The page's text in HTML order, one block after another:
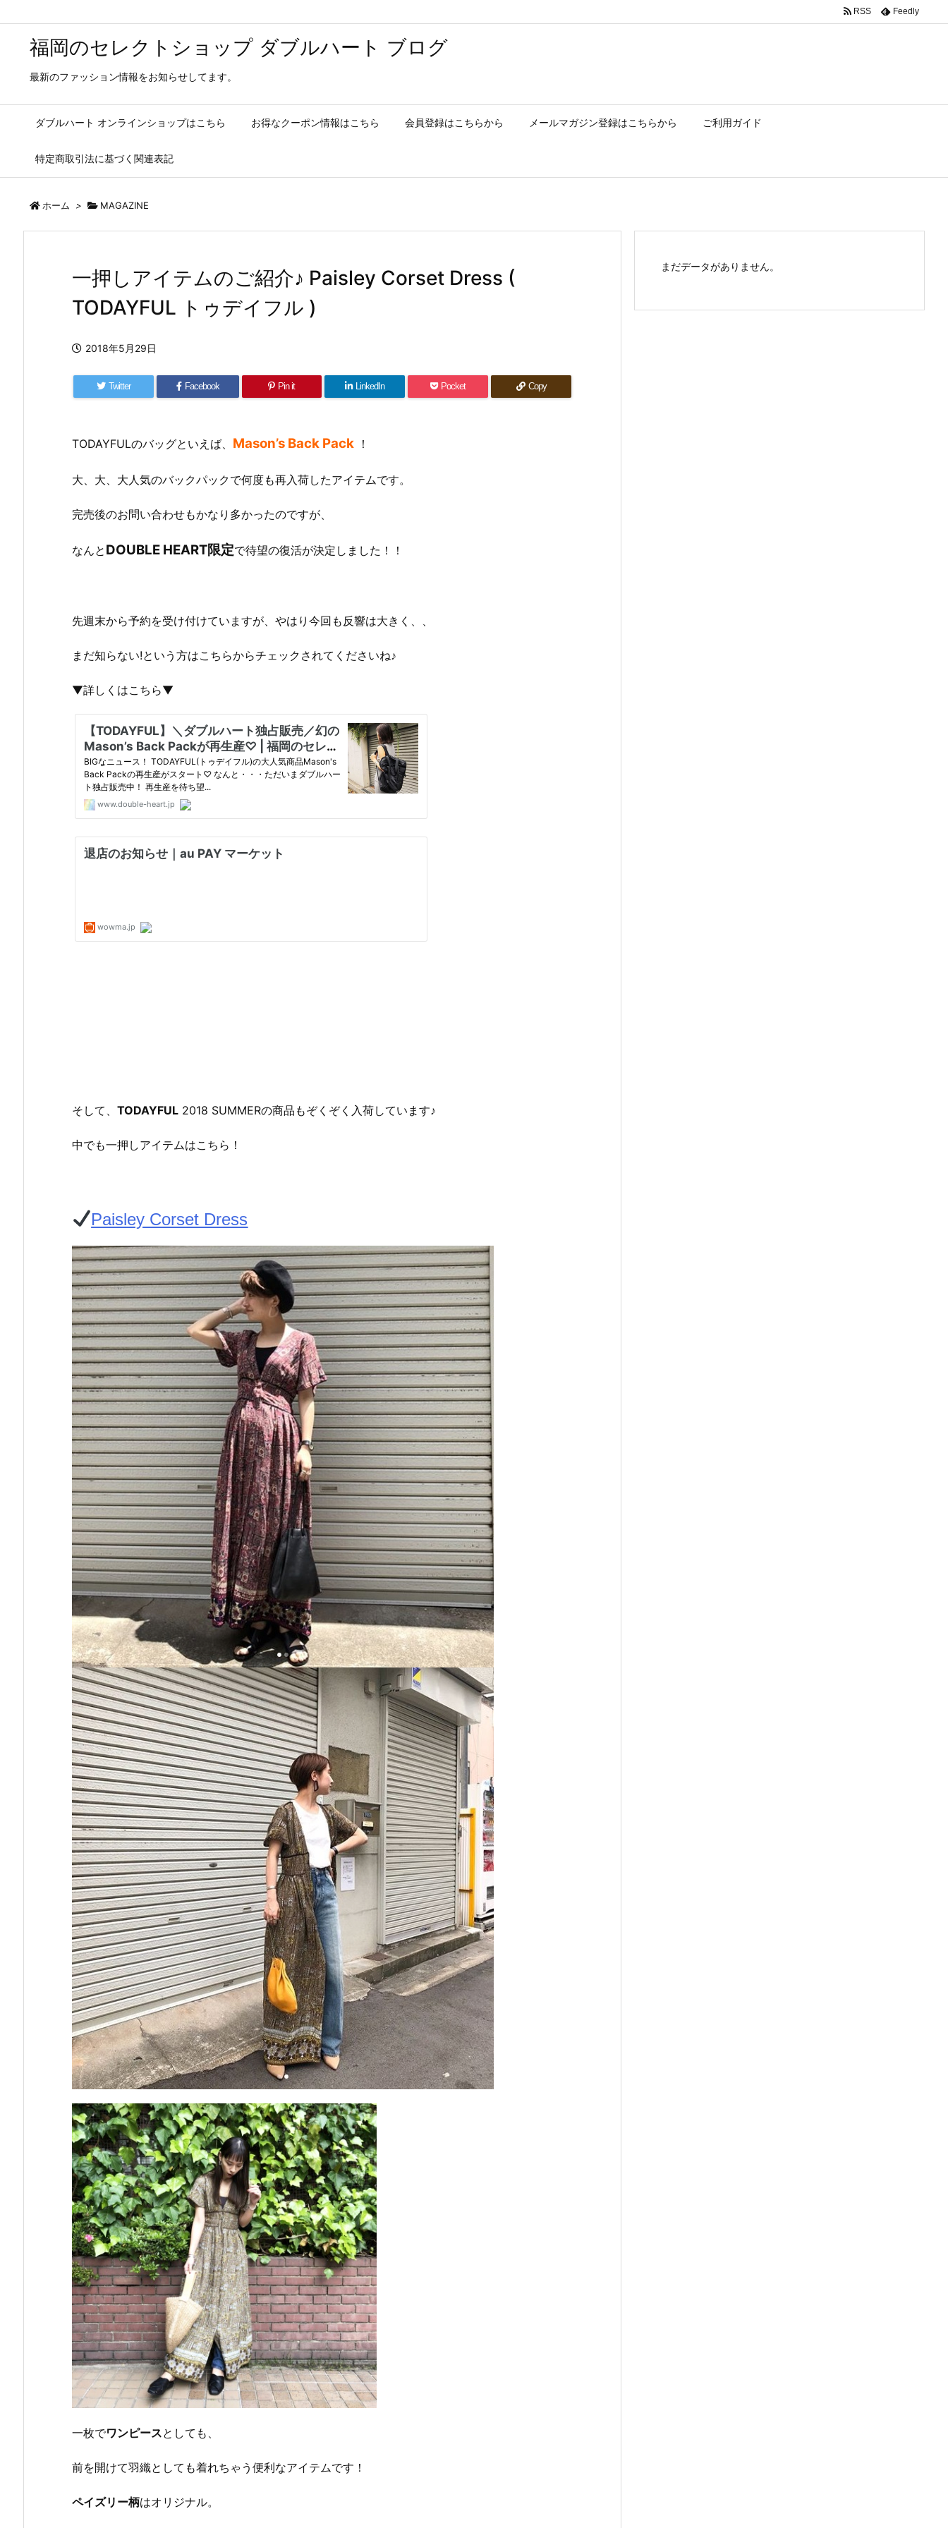
福岡のセレクトショップ ダブルハート ブログ
最新のファッション情報をお知らせしてます。
ダブルハート オンラインショップはこちら お得なクーポン情報はこちら 会員登録はこちらから メールマガジン登録はこちらから ご利用ガイド
特定商取引法に基づく関連表記
RSS Feedly
ホーム > MAGAZINE
一押しアイテムのご紹介♪ Paisley Corset Dress (
TODAYFUL トゥデイフル )
2018年5月29日
Twitter Facebook Pin it LinkedIn Pocket Copy
TODAYFULのバッグといえば、 Mason’s Back Pack ！
大、大、大人気のバックパックで何度も再入荷したアイテムです。
完売後のお問い合わせもかなり多かったのですが、
なんと DOUBLE HEART限定で待望の復活が決定しました！！
先週末から予約を受け付けていますが、やはり今回も反響は大きく、、
まだ知らない!という方はこちらからチェックされてくださいね♪
▼詳しくはこちら▼
そして、 TODAYFUL 2018 SUMMERの商品もぞくぞく入荷しています♪
中でも一押しアイテムはこちら！
Paisley Corset Dress
一枚でワンピースとしても、
前を開けて羽織としても着れちゃう便利なアイテムです！
ペイズリー柄はオリジナル。
まだデータがありません。